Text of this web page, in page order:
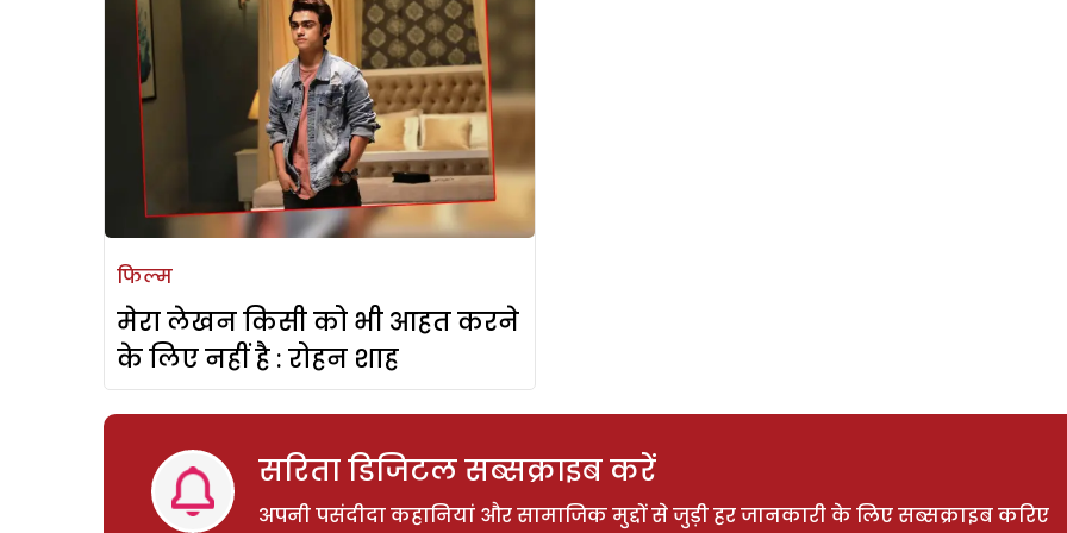
फिल्म
मेरा लेखन किसी को भी आहत करने
के लिए नहीं है : रोहन शाह
सरिता डिजिटल सब्सक्राइब करें
अपनी पसंदीदा कहानियां और सामाजिक मुद्दों से जुड़ी हर जानकारी के लिए सब्सक्राइब करिए